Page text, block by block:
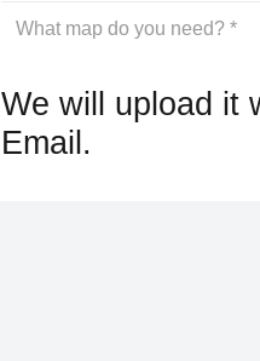
We will upload it
Email.